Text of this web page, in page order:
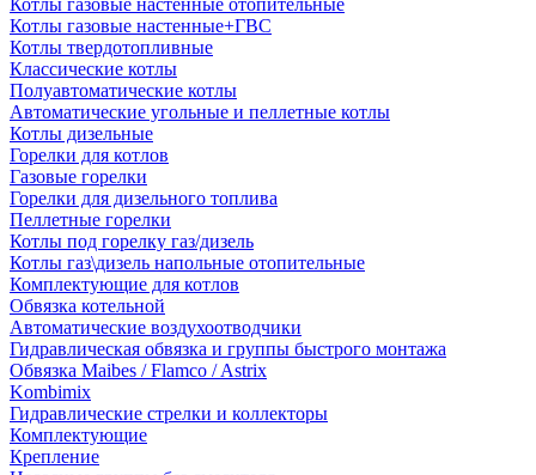
Котлы газовые настенные+ГВС
Котлы твердотопливные
Классические котлы
Полуавтоматические котлы
Автоматические угольные и пеллетные котлы
Котлы дизельные
Горелки для котлов
Газовые горелки
Горелки для дизельного топлива
Пеллетные горелки
Котлы под горелку газ/дизель
Котлы газ\дизель напольные отопительные
Комплектующие для котлов
Обвязка котельной
Автоматические воздухоотводчики
Гидравлическая обвязка и группы быстрого монтажа
Обвязка Maibes / Flamco / Astrix
Kombimix
Гидравлические стрелки и коллекторы
Комплектующие
Крепление